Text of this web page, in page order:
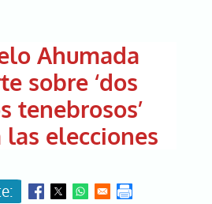
Ahumada
sobre ‘dos
tenebrosos’
las elecciones